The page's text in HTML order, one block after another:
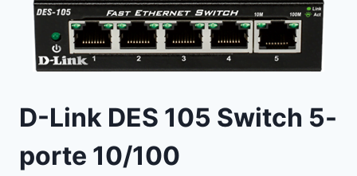
D-Link DES 105 Switch 5-
porte 10/100